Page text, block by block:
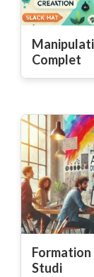
Complet
Studi